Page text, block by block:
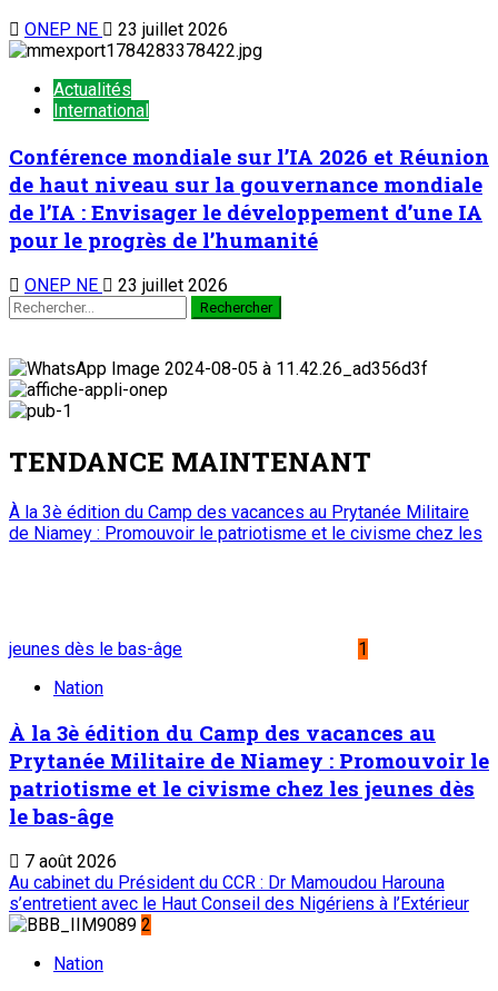
ONEP NE 23 juillet 2026
Actualités
International
Conférence mondiale sur l’IA 2026 et Réunion
de haut niveau sur la gouvernance mondiale
de l’IA : Envisager le développement d’une IA
pour le progrès de l’humanité
ONEP NE 23 juillet 2026
TENDANCE MAINTENANT
À la 3è édition du Camp des vacances au Prytanée Militaire
de Niamey : Promouvoir le patriotisme et le civisme chez les
jeunes dès le bas-âge
1
Nation
À la 3è édition du Camp des vacances au
Prytanée Militaire de Niamey : Promouvoir le
patriotisme et le civisme chez les jeunes dès
le bas-âge
7 août 2026
Au cabinet du Président du CCR : Dr Mamoudou Harouna
s’entretient avec le Haut Conseil des Nigériens à l’Extérieur
2
Nation